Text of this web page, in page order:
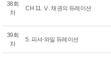
38회
차
CH 11. Ⅴ. 채권의 듀레이션
39회
차
5. 피셔-와일 듀레이션